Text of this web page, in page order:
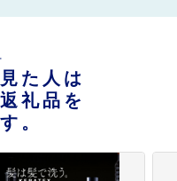
た人は
礼品を
。